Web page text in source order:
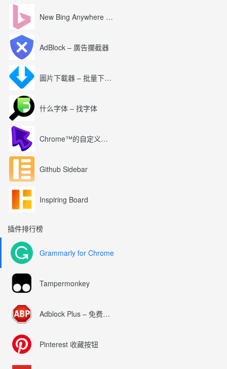
New Bing Anywhere (Bing Chat GPT-4)
AdBlock – 廣告攔截器
圖片下載器 – 批量下載圖片
什么字体 – 找字体
Chrome™的自定义光标
Github Sidebar
Inspiring Board
插件排行榜
Grammarly for Chrome
Tampermonkey
Adblock Plus – 免费的广告拦截器
Pinterest 收藏按钮